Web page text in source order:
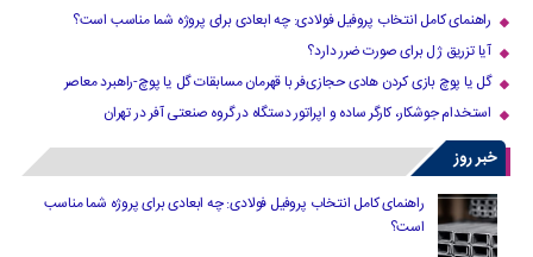
راهنمای کامل انتخاب پروفیل فولادی: چه ابعادی برای پروژه شما مناسب است؟
آیا تزریق ژل برای صورت ضرر دارد​؟
گل یا پوچ بازی کردن هادی حجازی‌فر با قهرمان مسابقات گل یا پوچ-راهبرد معاصر
استخدام جوشکار، کارگر ساده و اپراتور دستگاه در گروه صنعتی آفر در تهران
خبر روز
راهنمای کامل انتخاب پروفیل فولادی: چه ابعادی برای پروژه شما مناسب
است؟